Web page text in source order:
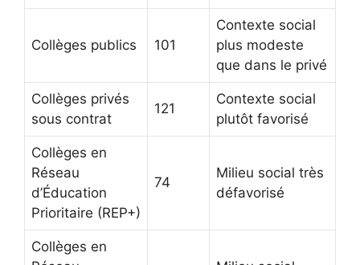
Collèges publics 101
Contexte social
plus modeste
que dans le privé
Collèges privés
sous contrat
121
Contexte social
plutôt favorisé
Collèges en
Réseau
d’Éducation
Prioritaire (REP+)
74
Milieu social très
défavorisé
Collèges en